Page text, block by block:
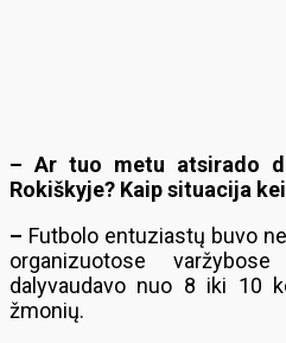
– Ar tuo metu atsirado
Rokiškyje? Kaip situacija
– Futbolo entuziastų buvo
organizuotose
dalyvaudavo nuo 8 iki 10
žmonių.